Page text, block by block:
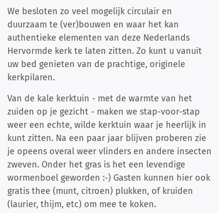
We besloten zo veel mogelijk circulair en
duurzaam te (ver)bouwen en waar het kan
authentieke elementen van deze Nederlands
Hervormde kerk te laten zitten. Zo kunt u vanuit
uw bed genieten van de prachtige, originele
kerkpilaren.
Van de kale kerktuin - met de warmte van het
zuiden op je gezicht - maken we stap-voor-stap
weer een echte, wilde kerktuin waar je heerlijk in
kunt zitten. Na een paar jaar blijven proberen zie
je opeens overal weer vlinders en andere insecten
zweven. Onder het gras is het een levendige
wormenboel geworden :-) Gasten kunnen hier ook
gratis thee (munt, citroen) plukken, of kruiden
(laurier, thijm, etc) om mee te koken.